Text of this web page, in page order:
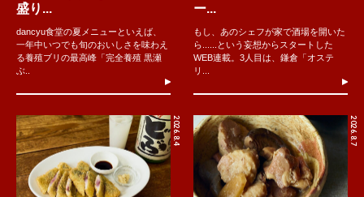
盛り...
dancyu食堂の夏メニューといえば、
一年中いつでも旬のおいしさを味わえ
る養殖ブリの最高峰「完全養殖 黒瀬
ぶ..
ー...
もし、あのシェフが家で酒場を開いた
ら......という妄想からスタートした
WEB連載。3人目は、鎌倉「オステ
リ...
2026.8.4 2026.8.7